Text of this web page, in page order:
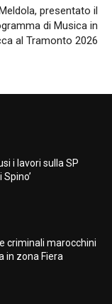
presentato il
di Musica in
al Tramonto 2026
i lavori sulla SP
criminali marocchini
in zona Fiera